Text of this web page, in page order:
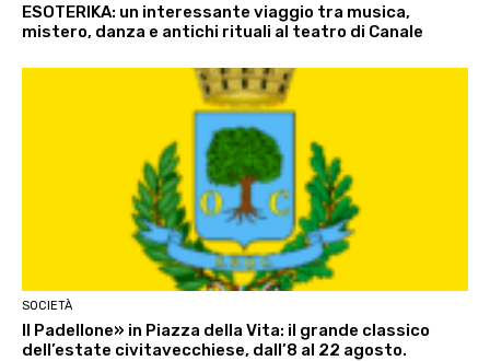
ESOTERIKA: un interessante viaggio tra musica,
mistero, danza e antichi rituali al teatro di Canale
SOCIETÀ
Il Padellone» in Piazza della Vita: il grande classico
dell’estate civitavecchiese, dall’8 al 22 agosto.